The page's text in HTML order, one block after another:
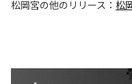
松岡宮の他のリリース： 松